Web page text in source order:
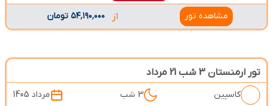
مشاهده تور
از ۵۴٬۱۹۰٬۰۰۰ تومان
تور ارمنستان 3 شب 21 مرداد
کاسپین 3 شب مرداد 1405